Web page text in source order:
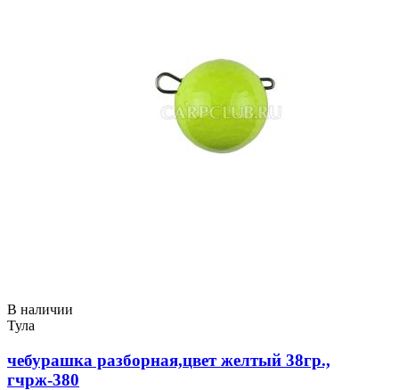
В наличии
Тула
чебурашка разборная,цвет желтый 38гр.,
гчрж-380